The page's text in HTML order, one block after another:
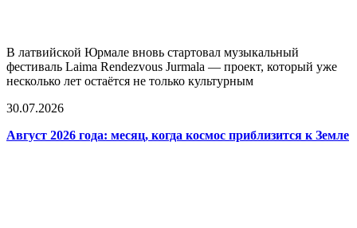
В латвийской Юрмале вновь стартовал музыкальный
фестиваль Laima Rendezvous Jurmala — проект, который уже
несколько лет остаётся не только культурным
30.07.2026
Август 2026 года: месяц, когда космос приблизится к Земле